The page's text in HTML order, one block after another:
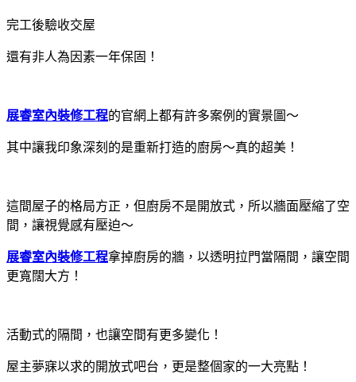
完工後驗收交屋
還有非人為因素一年保固！
展睿室內裝修工程的官網上都有許多案例的實景圖～
其中讓我印象深刻的是重新打造的廚房～真的超美！
這間屋子的格局方正，但廚房不是開放式，所以牆面壓縮了空
間，讓視覺感有壓迫～
展睿室內裝修工程拿掉廚房的牆，以透明拉門當隔間，讓空間
更寬闊大方！
活動式的隔間，也讓空間有更多變化！
屋主夢寐以求的開放式吧台，更是整個家的一大亮點！